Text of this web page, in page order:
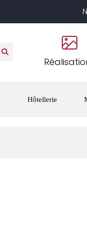
Hôtellerie